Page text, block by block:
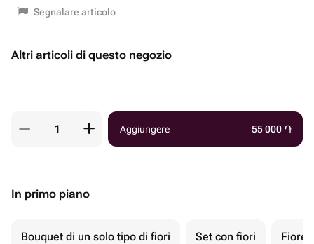
Segnalare articolo
Altri articoli di questo negozio
Aggiungere 55 000 ֏
In primo piano
Bouquet di un solo tipo di fiori Set con fiori Fiore